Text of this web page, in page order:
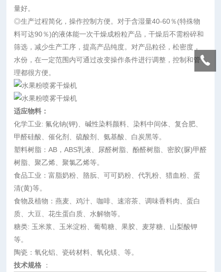
量好。
◎生产过程简化，操作控制方便。对于含湿量40-60％(特殊物
料可达90％)的液体能一次干燥成粉粒产品，干燥后不需粉碎和
筛选，减少生产工序，提高产品纯度。对产品粒径，松密度，
水份，在一定范围内可通过改变操作条件进行调整，控制和管
理都很方便。
适应物料：
化学工业: 氟化钠(钾)、碱性染料颜料、染料中间体、复合肥、
甲醛硅酸、催化剂、硫酸剂、氨基酸、白炭黑等。
塑料树脂：AB，ABS乳液、尿醛树脂、酚醛树脂、密胶(脲)甲醛
树脂、聚乙烯、聚氯乙烯等。
食品工业：富脂奶粉、胳朊、可可奶粉、代乳粉、猎血粉、蛋
清(黄)等。
食物及植物：燕麦、鸡汁、咖啡、速溶茶、调味香料肉、蛋白
质、大豆、花生蛋白质、水解物等。
糖类: 玉米浆、玉米淀粉、葡萄糖、果胶、麦芽糖、山梨酸钾
等。
陶瓷：氧化铝、瓷砖材料、氧化镁、等。
技术规格 ：